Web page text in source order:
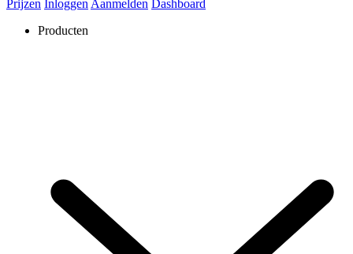
Prijzen Inloggen Aanmelden Dashboard
Producten